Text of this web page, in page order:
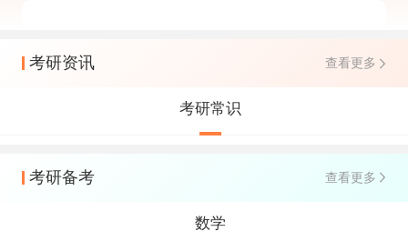
考研资讯 查看更多
考研常识
考研备考 查看更多
数学